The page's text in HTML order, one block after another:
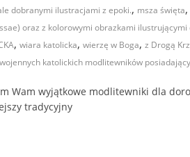
dobranymi ilustracjami z epoki., msza święta,
oraz z kolorowymi obrazkami
, wiara katolicka, wierzę w Boga, z Drogą
katolickich modlitewników
Wam wyjątkowe modlitewniki dla
tradycyjny